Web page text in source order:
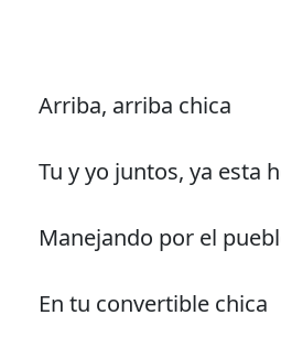
Arriba, arriba chica
Tu y yo juntos, ya esta
Manejando por el
En tu convertible chica